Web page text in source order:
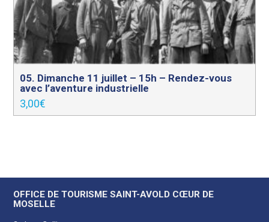
05. Dimanche 11 juillet – 15h – Rendez-vous
avec l’aventure industrielle
3,00€
OFFICE DE TOURISME SAINT-AVOLD CŒUR DE
MOSELLE